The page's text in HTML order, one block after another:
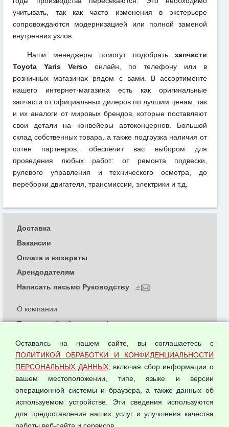
учитывать, так как часто изменения в экстерьере
сопровождаются модернизацией или полной заменой
внутренних узлов.
Наши менеджеры помогут подобрать запчасти
Toyota Yaris Verso онлайн, по телефону или в
розничных магазинах рядом с вами. В ассортименте
нашего интернет-магазина есть как оригинальные
запчасти от официальных дилеров по лучшим ценам, так
и их аналоги от мировых брендов, которые поставляют
свои детали на конвейеры автоконцернов. Большой
склад собственных товара, а также подгрузка наличия от
сотен партнеров, обеспечит вас выбором для
проведения любых работ: от ремонта подвески,
рулевого управления и технического осмотра, до
переборки двигателя, трансмиссии, электрики и т.д.
© 2026 ООО "Феникс"
О компании
Политика обработки и конфиденциальности
Согласием на обработку персональных данных
Оферта оптовой купли-продажи
Публичная оферта
Доставка
Вакансии
Оплата и возвраты
Арендодателям
Написать письмо Руководству
Оставаясь на нашем сайте, вы соглашаетесь с
ПОЛИТИКОЙ ОБРАБОТКИ И КОНФИДЕНЦИАЛЬНОСТИ
ПЕРСОНАЛЬНЫХ ДАННЫХ, включая сбор информации о
вашем местоположении, типе, языке и версии
операционной системы и браузера, а также данных об
используемом устройстве. Эти сведения используются
для предоставления наших услуг и улучшения качества